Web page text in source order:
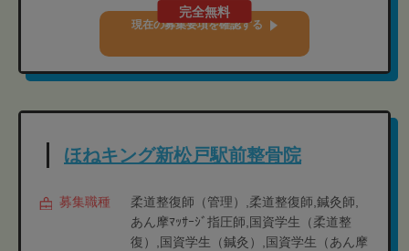
完全無料
現在の募集要項を確認する
ほねキング新松戸駅前整骨院
募集職種
柔道整復師（管理）,柔道整復師,鍼灸師,
あん摩ﾏｯｻｰｼﾞ指圧師,国資学生（柔道整
復）,国資学生（鍼灸）,国資学生（あん摩